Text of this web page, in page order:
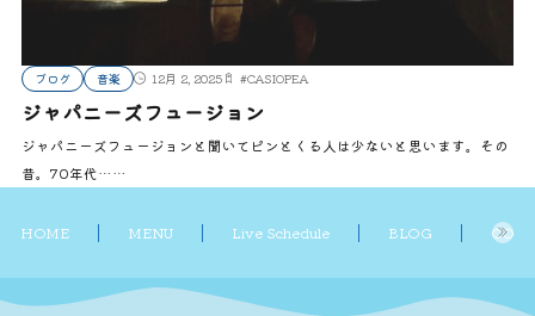
ブログ 音楽 12月 2, 2025 #CASIOPEA
ジャパニーズフュージョン
ジャパニーズフュージョンと聞いてピンとくる人は少ないと思います。その
昔。70年代……
HOME MENU Live Schedule BLOG